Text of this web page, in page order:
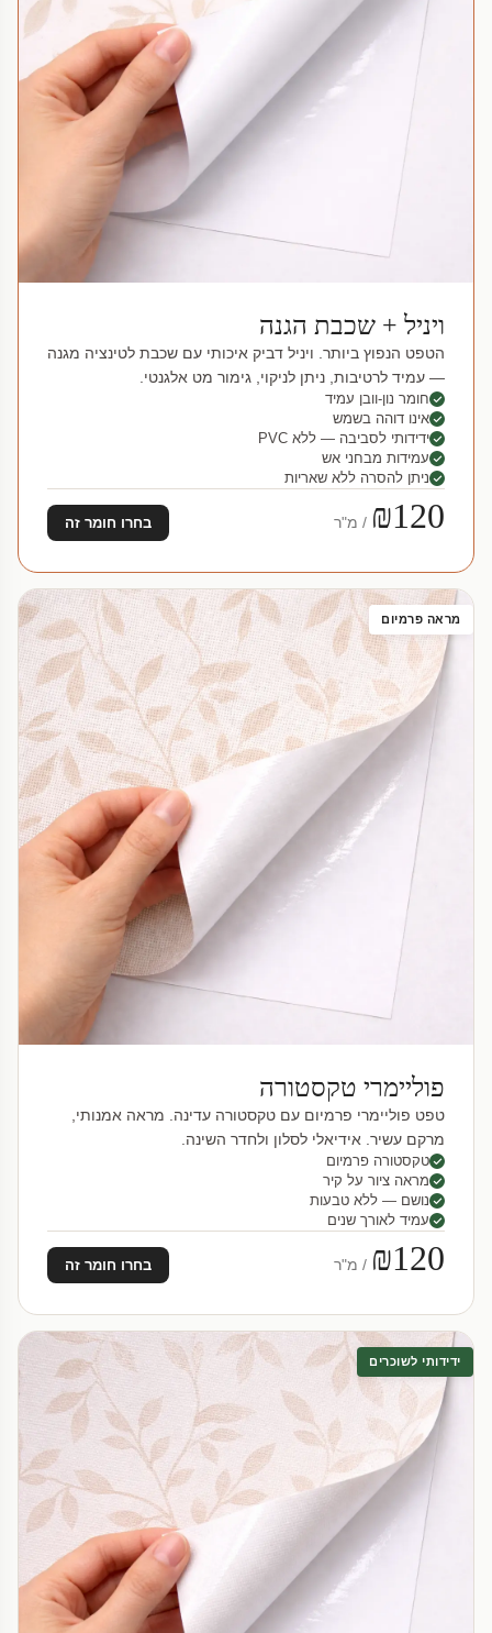
ויניל + שכבת הגנה
הטפט הנפוץ ביותר. ויניל דביק איכותי עם שכבת לטינציה מגנה
— עמיד לרטיבות, ניתן לניקוי, גימור מט אלגנטי.
חומר נון-וובן עמיד
אינו דוהה בשמש
ידידותי לסביבה — ללא PVC
עמידות מבחני אש
ניתן להסרה ללא שאריות
₪120 / מ"ר בחרו חומר זה
מראה פרמיום
פוליימרי טקסטורה
טפט פוליימרי פרמיום עם טקסטורה עדינה. מראה אמנותי,
מרקם עשיר. אידיאלי לסלון ולחדר השינה.
טקסטורה פרמיום
מראה ציור על קיר
נושם — ללא טבעות
עמיד לאורך שנים
₪120 / מ"ר בחרו חומר זה
ידידותי לשוכרים